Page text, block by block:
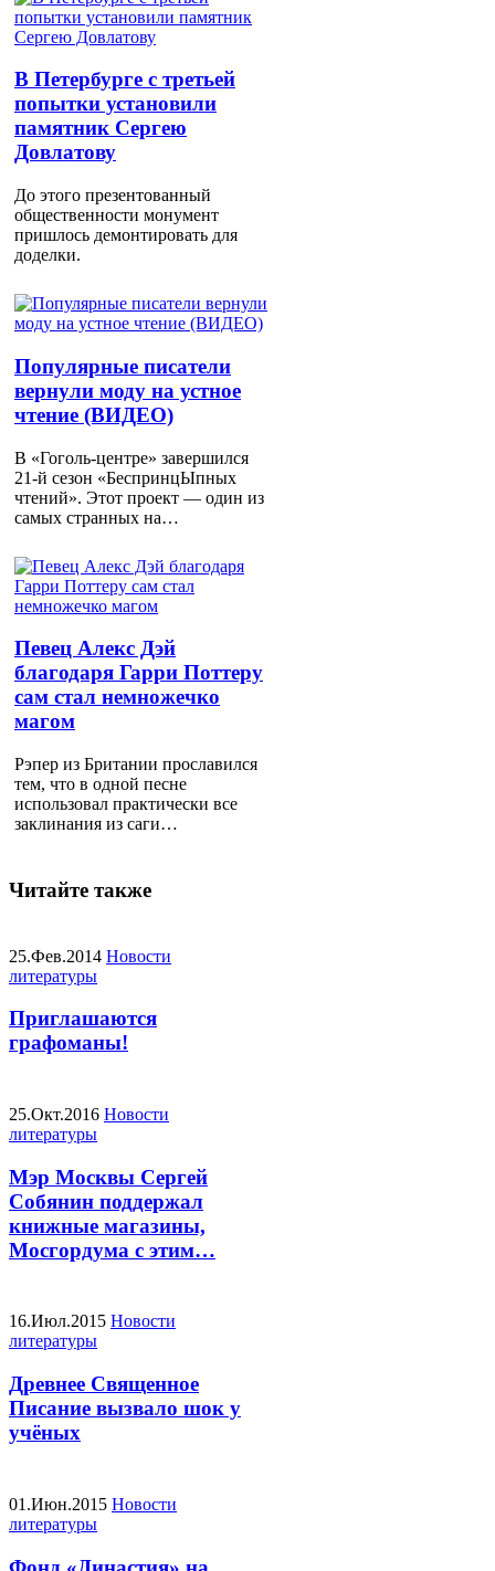
В Петербурге с третьей
попытки установили
памятник Сергею
Довлатову
До этого презентованный
общественности монумент
пришлось демонтировать для
доделки.
Популярные писатели
вернули моду на устное
чтение (ВИДЕО)
В «Гоголь-центре» завершился
21-й сезон «БеспринцЫпных
чтений». Этот проект — один из
самых странных на…
Певец Алекс Дэй
благодаря Гарри Поттеру
сам стал немножечко
магом
Рэпер из Британии прославился
тем, что в одной песне
использовал практически все
заклинания из саги…
Читайте также
25.Фев.2014 Новости
литературы
Приглашаются
графоманы!
25.Окт.2016 Новости
литературы
Мэр Москвы Сергей
Собянин поддержал
книжные магазины,
Мосгордума с этим…
16.Июл.2015 Новости
литературы
Древнее Священное
Писание вызвало шок у
учёных
01.Июн.2015 Новости
литературы